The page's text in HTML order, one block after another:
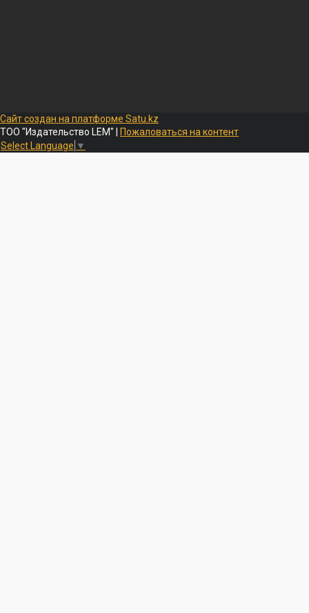
Сайт создан на платформе Satu.kz
ТОО "Издательство LEM" |
Пожаловаться на контент
Select Language ▼